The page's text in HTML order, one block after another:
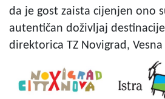
da je gost zaista cijenjen ono
autentičan doživljaj
direktorica TZ Novigrad, Vesna